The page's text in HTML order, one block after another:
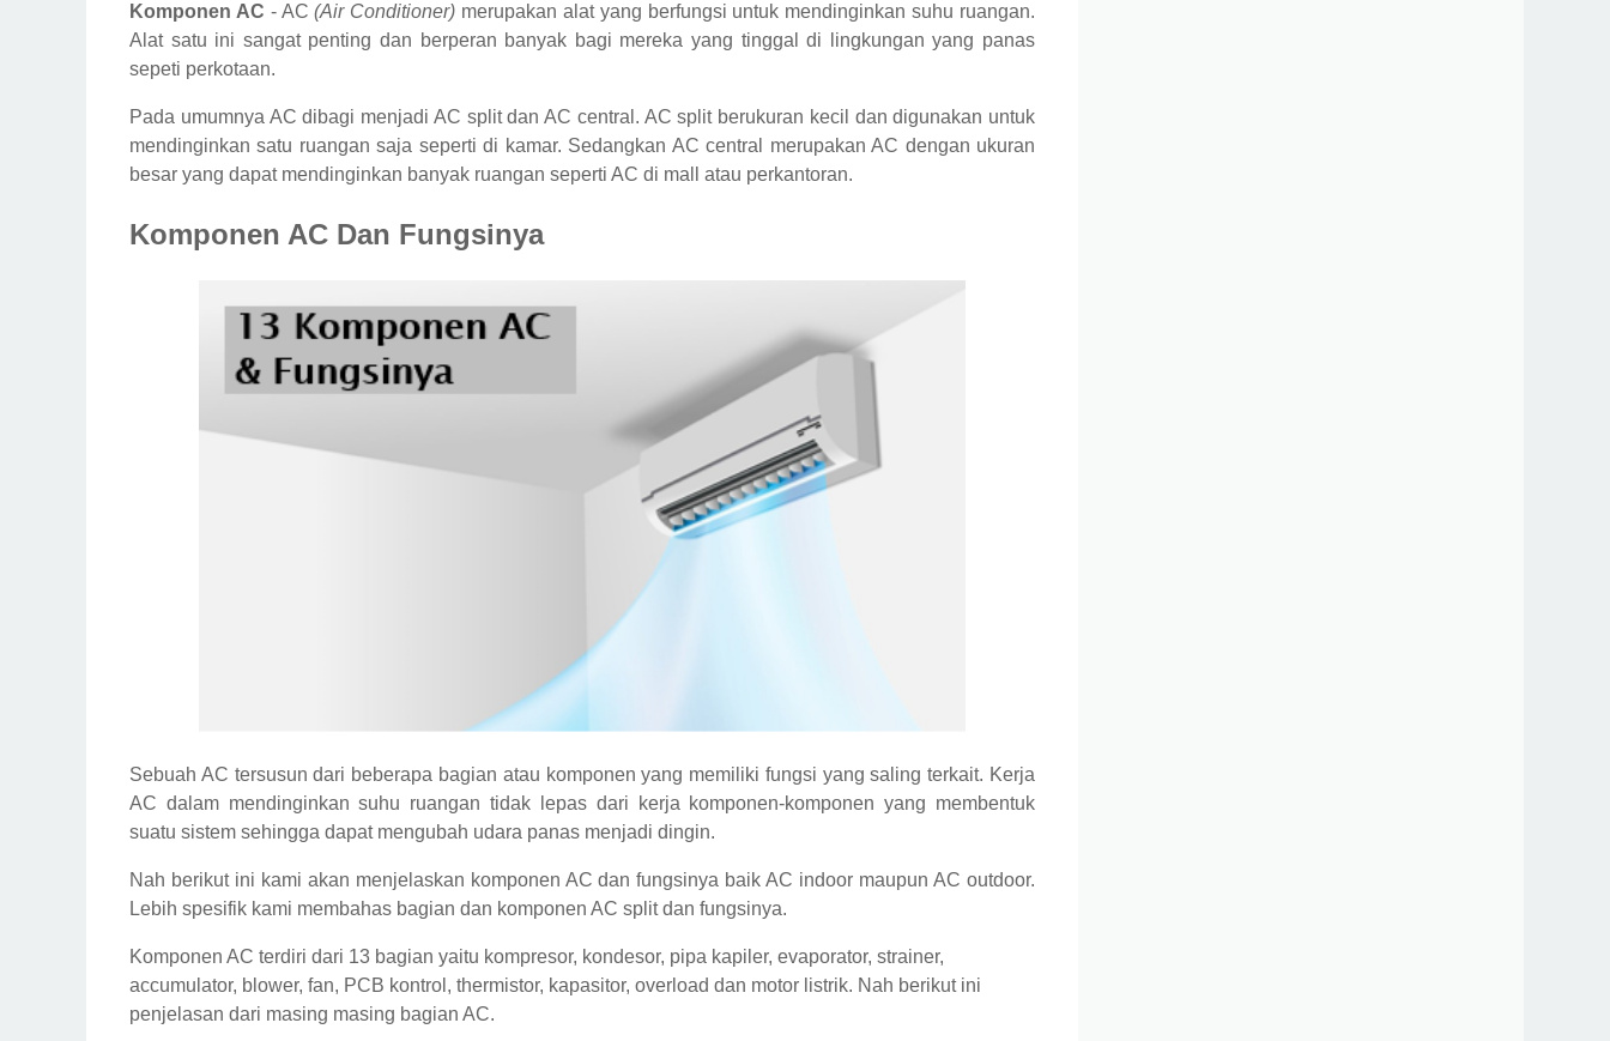
Komponen AC - AC(Air Conditioner) merupakan alat yang berfungsi untuk mendinginkan suhu ruangan.
Alat satu ini sangat penting dan berperan banyak bagi mereka yang tinggal di lingkungan yang panas
sepeti perkotaan.
Pada umumnya AC dibagi menjadi AC split dan AC central. AC split berukuran kecil dan digunakan untuk
mendinginkan satu ruangan saja seperti di kamar. Sedangkan AC central merupakan AC dengan ukuran
besar yang dapat mendinginkan banyak ruangan seperti AC di mall atau perkantoran.
Komponen AC Dan Fungsinya
Sebuah AC tersusun dari beberapa bagian atau komponen yang memiliki fungsi yang saling terkait. Kerja
AC dalam mendinginkan suhu ruangan tidak lepas dari kerja komponen-komponen yang membentuk
suatu sistem sehingga dapat mengubah udara panas menjadi dingin.
Nah berikut ini kami akan menjelaskan komponen AC dan fungsinya baik AC indoor maupun AC outdoor.
Lebih spesifik kami membahas bagian dan komponen AC split dan fungsinya.
Komponen AC terdiri dari 13 bagian yaitu kompresor, kondesor, pipa kapiler, evaporator, strainer,
accumulator, blower, fan, PCB kontrol, thermistor, kapasitor, overload dan motor listrik. Nah berikut ini
penjelasan dari masing masing bagian AC.